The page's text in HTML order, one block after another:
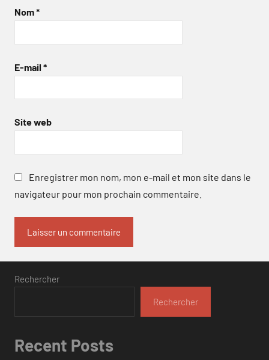
Nom*
E-mail *
Site web
Enregistrer mon nom, mon e-mail et mon site dans le
navigateur pour mon prochain commentaire.
Rechercher
Rechercher
Recent Posts